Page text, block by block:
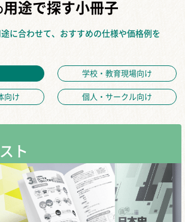
用途で探す小冊子
に合わせて、おすすめの仕様や価格例を
学校・教育現場向け
向け 個人・サークル向け
ト